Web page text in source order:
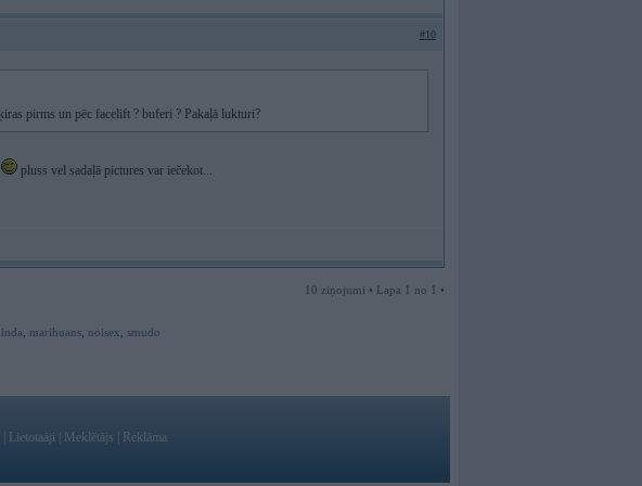
#10
pirms un pēc facelift ? buferi ? Pakaļā lukturi?
pluss vel sadaļā pictures var iečekot...
10 ziņojumi • Lapa 1 no 1 •
linda marihuans noisex smudo
Lietotaāji Meklētājs Reklāma